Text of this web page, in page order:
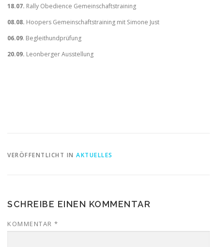
18.07. Rally Obedience Gemeinschaftstraining
08.08. Hoopers Gemeinschaftstraining mit Simone Just
06.09. Begleithundprüfung
20.09. Leonberger Ausstellung
VERÖFFENTLICHT IN AKTUELLES
SCHREIBE EINEN KOMMENTAR
KOMMENTAR *